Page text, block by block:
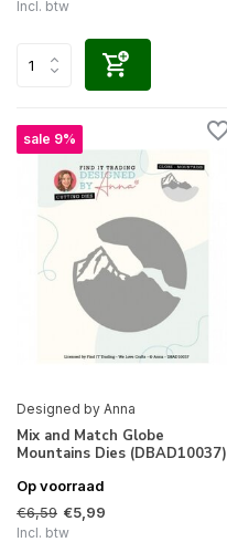
Incl. btw
sale 9%
Designed by Anna
Mix and Match Globe
Mountains Dies (DBAD10037)
Op voorraad
€6,59 €5,99
Incl. btw